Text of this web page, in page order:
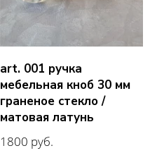
art. 001 ручка
мебельная кноб 30 мм
граненое стекло /
матовая латунь
1800 руб.